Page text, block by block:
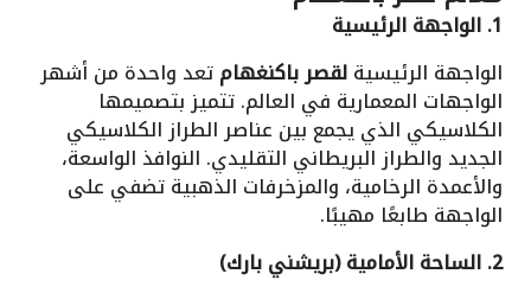
1. الواجهة الرئيسية
الواجهة الرئيسيةلقصر باكنغهامتعد واحدة من أشهر
الواجهات المعمارية في العالم. تتميز بتصميمها
الكلاسيكي الذي يجمع بين عناصر الطراز الكلاسيكي
الجديد والطراز البريطاني التقليدي. النوافذ الواسعة،
والأعمدة الرخامية، والمزخرفات الذهبية تضفي على
الواجهة طابعًا مهيبًا.
2. الساحة الأمامية (بريشني بارك)